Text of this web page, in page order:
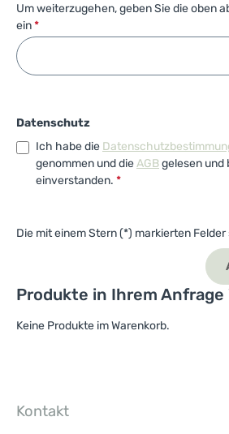
Um weiterzugehen, geben Sie die oben
ein*
Datenschutz
Ich habe die
genommen und dieAGBgelesen und
einverstanden. *
Die mit einem Stern (*) markierten
Produkte in Ihrem Anfrage
Keine Produkte im Warenkorb.
Kontakt